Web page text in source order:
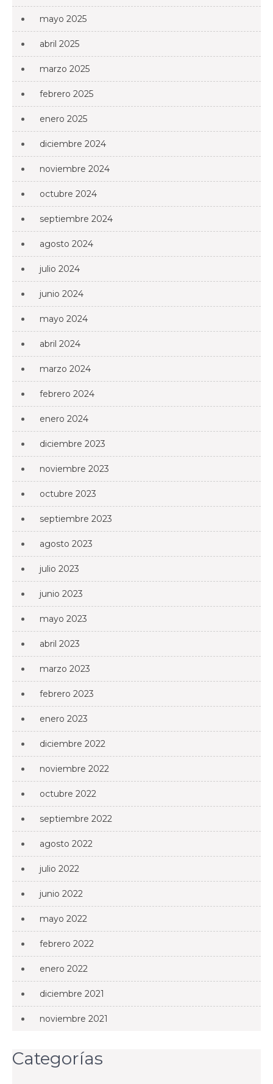
mayo 2025
abril 2025
marzo 2025
febrero 2025
enero 2025
diciembre 2024
noviembre 2024
octubre 2024
septiembre 2024
agosto 2024
julio 2024
junio 2024
mayo 2024
abril 2024
marzo 2024
febrero 2024
enero 2024
diciembre 2023
noviembre 2023
octubre 2023
septiembre 2023
agosto 2023
julio 2023
junio 2023
mayo 2023
abril 2023
marzo 2023
febrero 2023
enero 2023
diciembre 2022
noviembre 2022
octubre 2022
septiembre 2022
agosto 2022
julio 2022
junio 2022
mayo 2022
febrero 2022
enero 2022
diciembre 2021
noviembre 2021
Categorías